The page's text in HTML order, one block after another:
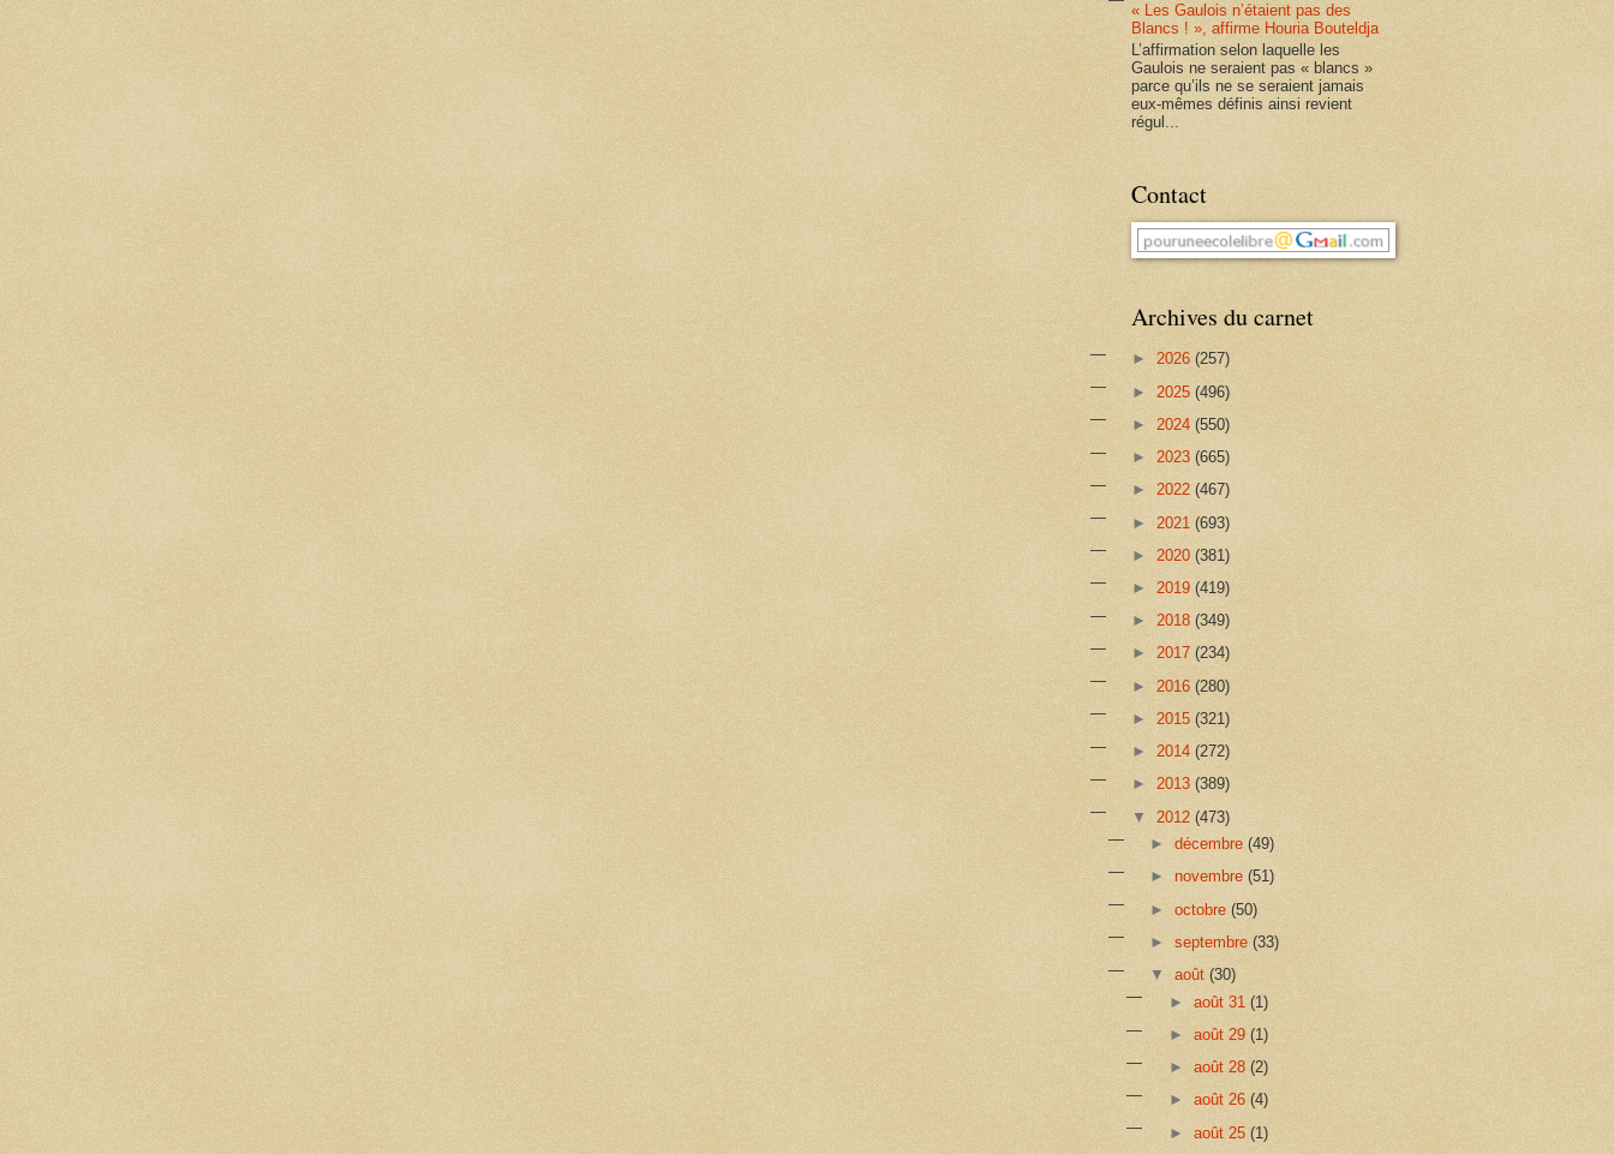
« Les Gaulois n’étaient pas des
Blancs ! », affirme Houria Bouteldja
L’affirmation selon laquelle les
Gaulois ne seraient pas « blancs »
parce qu’ils ne se seraient jamais
eux-mêmes définis ainsi revient
régul...
Contact
Archives du carnet
► 2026 (257)
► 2025 (496)
► 2024 (550)
► 2023 (665)
► 2022 (467)
► 2021 (693)
► 2020 (381)
► 2019 (419)
► 2018 (349)
► 2017 (234)
► 2016 (280)
► 2015 (321)
► 2014 (272)
► 2013 (389)
▼ 2012 (473)
►décembre(49)
►novembre(51)
►octobre(50)
►septembre(33)
▼août(30)
► août 31 (1)
► août 29 (1)
► août 28 (2)
► août 26 (4)
► août 25 (1)